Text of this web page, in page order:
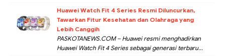
Huawei Watch Fit 4 Series Resmi Diluncurkan,
Tawarkan Fitur Kesehatan dan Olahraga yang
Lebih Canggih
PASKOTANEWS.COM – Huawei resmi menghadirkan
Huawei Watch Fit 4 Series sebagai generasi terbaru...